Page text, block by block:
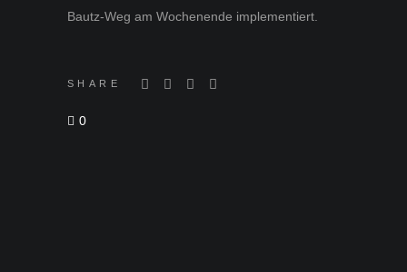
Bautz-Weg am Wochenende implementiert.
SHARE
0